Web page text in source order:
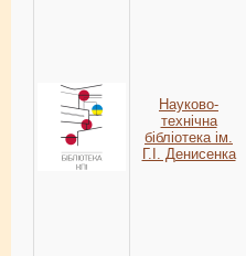
Науково-
технічна
бiблiотека ім.
Г.І. Денисенка